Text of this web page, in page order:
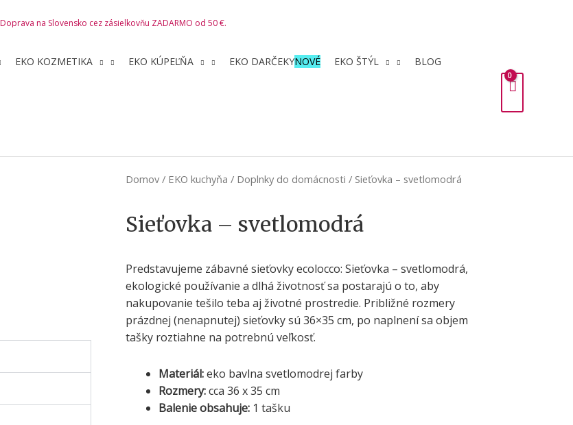
Doprava na Slovensko cez zásielkovňu ZADARMO od 50 €.
EKO KOZMETIKA EKO KÚPEĽŇA EKO DARČEKYNOVÉ EKO ŠTÝL BLOG
Domov / EKO kuchyňa / Doplnky do domácnosti / Sieťovka – svetlomodrá
Sieťovka – svetlomodrá
Predstavujeme zábavné sieťovky ecolocco: Sieťovka – svetlomodrá,
ekologické používanie a dlhá životnosť sa postarajú o to, aby
nakupovanie tešilo teba aj životné prostredie. Približné rozmery
prázdnej (nenapnutej) sieťovky sú 36×35 cm, po naplnení sa objem
tašky roztiahne na potrebnú veľkosť.
Materiál:eko bavlna svetlomodrej farby
Rozmery:cca 36 x 35 cm
Balenie obsahuje: 1 tašku